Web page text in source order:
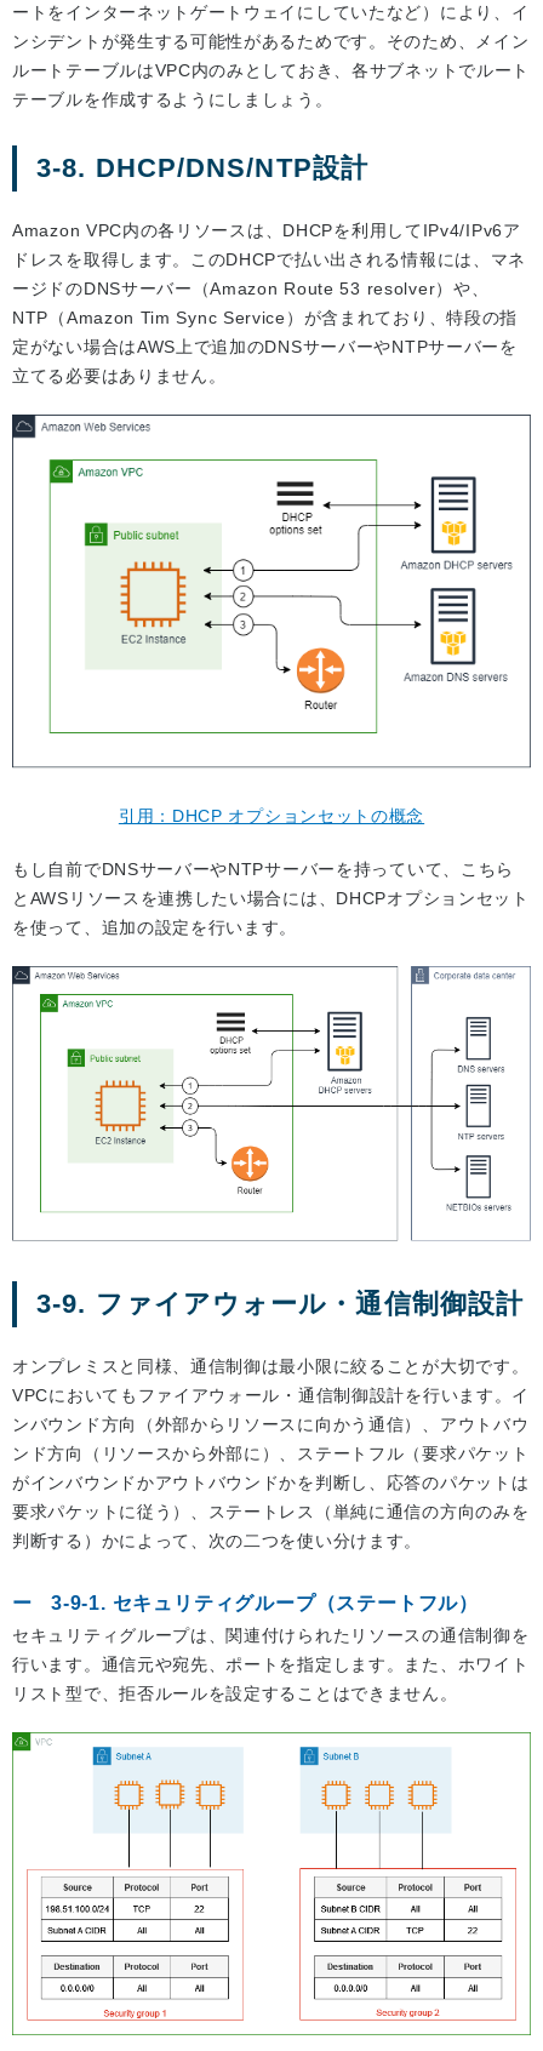
ートをインターネットゲートウェイにしていたなど）により、イ
ンシデントが発生する可能性があるためです。そのため、メイン
ルートテーブルはVPC内のみとしておき、各サブネットでルート
テーブルを作成するようにしましょう。
3-8. DHCP/DNS/NTP設計
Amazon VPC内の各リソースは、DHCPを利用してIPv4/IPv6ア
ドレスを取得します。このDHCPで払い出される情報には、マネ
ージドのDNSサーバー（Amazon Route 53 resolver）や、
NTP（Amazon Tim Sync Service）が含まれており、特段の指
定がない場合はAWS上で追加のDNSサーバーやNTPサーバーを
立てる必要はありません。
引用：DHCP オプションセットの概念
もし自前でDNSサーバーやNTPサーバーを持っていて、こちら
とAWSリソースを連携したい場合には、DHCPオプションセット
を使って、追加の設定を行います。
3-9. ファイアウォール・通信制御設計
オンプレミスと同様、通信制御は最小限に絞ることが大切です。
VPCにおいてもファイアウォール・通信制御設計を行います。イ
ンバウンド方向（外部からリソースに向かう通信）、アウトバウ
ンド方向（リソースから外部に）、ステートフル（要求パケット
がインバウンドかアウトバウンドかを判断し、応答のパケットは
要求パケットに従う）、ステートレス（単純に通信の方向のみを
判断する）かによって、次の二つを使い分けます。
3-9-1. セキュリティグループ（ステートフル）
セキュリティグループは、関連付けられたリソースの通信制御を
行います。通信元や宛先、ポートを指定します。また、ホワイト
リスト型で、拒否ルールを設定することはできません。